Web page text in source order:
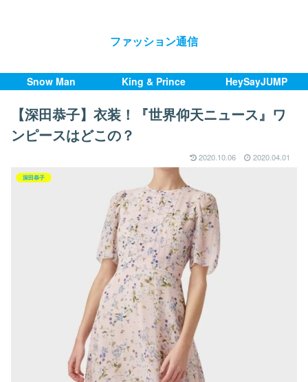
ファッション通信
Snow Man King & Prince HeySayJUMP
【深田恭子】衣装！『世界仰天ニュース』ワ
ンピースはどこの？
2020.10.06 2020.04.01
深田恭子